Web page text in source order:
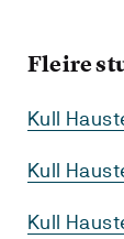
Fleire
Kull
Kull
Kull